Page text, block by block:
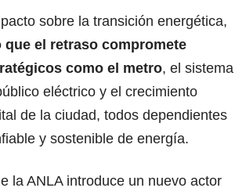
sobre la transición energética,
que el retraso compromete
como el metro, el sistema
eléctrico y el crecimiento
de la ciudad, todos dependientes
y sostenible de energía.
la ANLA introduce un nuevo actor